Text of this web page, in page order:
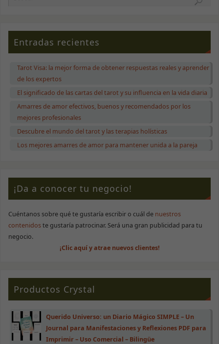
Entradas recientes
Tarot Visa: la mejor forma de obtener respuestas reales y aprender
de los expertos
El significado de las cartas del tarot y su influencia en la vida diaria
Amarres de amor efectivos, buenos y recomendados por los
mejores profesionales
Descubre el mundo del tarot y las terapias holísticas
Los mejores amarres de amor para mantener unida a la pareja
¡Da a conocer tu negocio!
Cuéntanos sobre qué te gustaría escribir o cuál de nuestros
contenidoste gustaría patrocinar. Será una gran publicidad para tu
negocio.
¡Clic aquí y atrae nuevos clientes!
Productos Crystal
Querido Universo: un Diario Mágico SIMPLE – Un
Journal para Manifestaciones y Reflexiones PDF para
Imprimir – Uso Comercial – Bilingüe
Necesarias
Estas cookies
Son necesarias
web funcione
Para que
funcionalidad
de la web, en
base a cómo
se use.